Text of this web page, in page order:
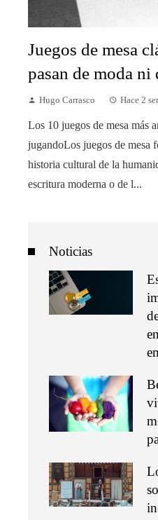
Juegos de mesa
pasan de moda ni
Hugo Carrasco Hace 2
Los 10 juegos de mesa más
jugandoLos juegos de mesa
historia cultural de la
escritura moderna o de l...
Noticias